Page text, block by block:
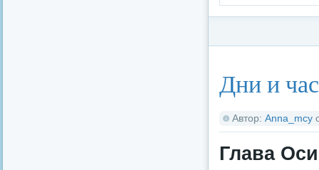
Дни и
Автор: Anna_mcy
Глава